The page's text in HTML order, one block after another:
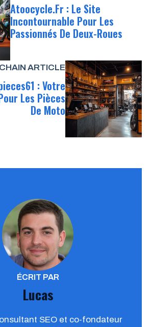
Atoocycle.fr : Le Site
Incontournable Pour Les
Passionnés De Deux-Roues
ARTICLE
: Votre
Les Pièces
De Moto
ÉCRIT PAR
Lucas
SEO et co-fondateur